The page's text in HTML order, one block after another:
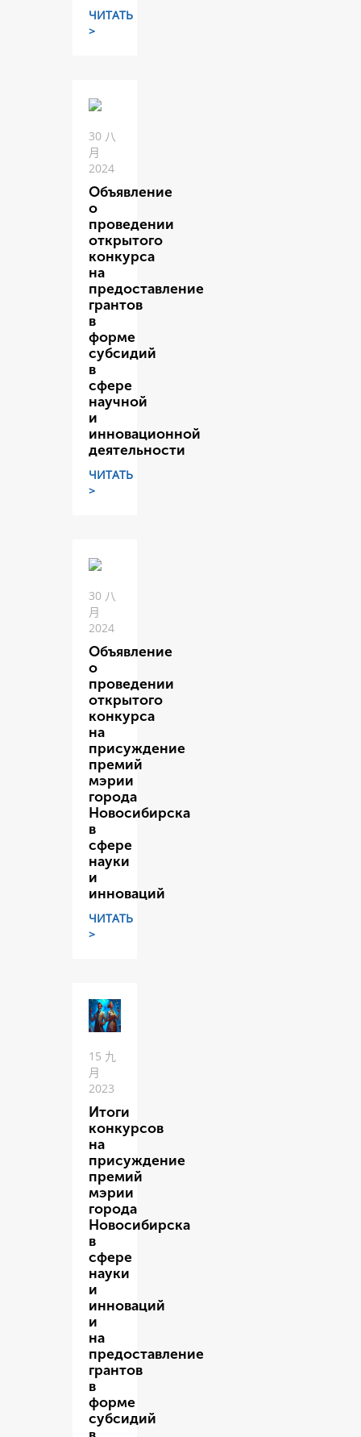
ЧИТАТЬ
>
30 八
月
2024
Объявление
о
проведении
открытого
конкурса
на
предоставление
грантов
в
форме
субсидий
в
сфере
научной
и
инновационной
деятельности
ЧИТАТЬ
>
30 八
月
2024
Объявление
о
проведении
открытого
конкурса
на
присуждение
премий
мэрии
города
Новосибирска
в
сфере
науки
и
инноваций
ЧИТАТЬ
>
15 九
月
2023
Итоги
конкурсов
на
присуждение
премий
мэрии
города
Новосибирска
в
сфере
науки
и
инноваций
и
на
предоставление
грантов
в
форме
субсидий